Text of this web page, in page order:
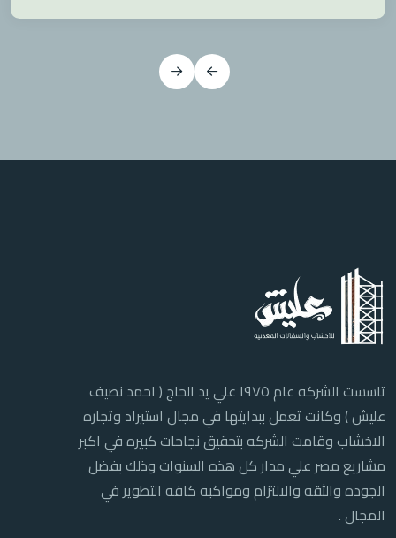
تاسست الشركه عام ١٩٧٥ علي يد الحاج ( احمد نصيف
عليش ) وكانت تعمل ببدايتها في مجال استيراد وتجاره
الاخشاب وقامت الشركه بتحقيق نجاحات كبيره في اكبر
مشاريع مصر علي مدار كل هذه السنوات وذلك بفضل
الجوده والثقه والالتزام ومواكبه كافه التطوير في
المجال .